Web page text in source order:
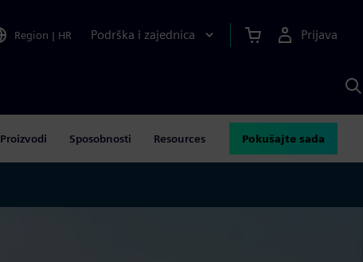
Region | HR Podrška i zajednica Prijava
Proizvodi Sposobnosti Resources Pokušajte sada